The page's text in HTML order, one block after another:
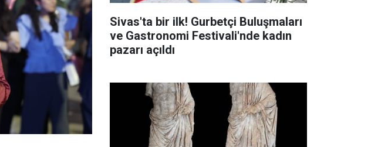
Sivas'ta bir ilk! Gurbetçi Buluşmaları
ve Gastronomi Festivali'nde kadın
pazarı açıldı